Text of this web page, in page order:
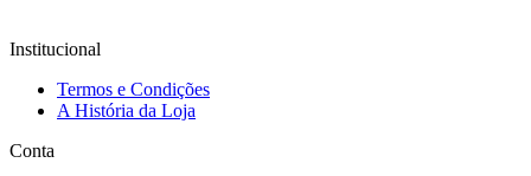
Institucional
Termos e Condições
A História da Loja
Conta